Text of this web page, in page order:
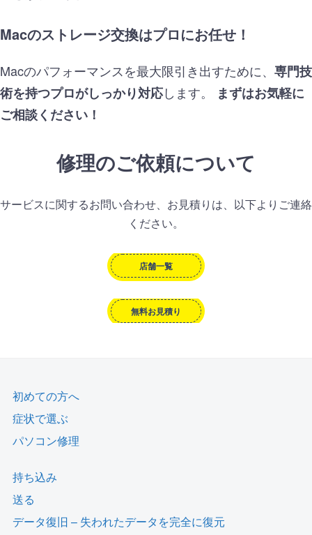
Macのストレージ交換はプロにお任せ！
Macのパフォーマンスを最大限引き出すために、 専門技
術を持つプロがしっかり対応します。
まずはお気軽に
ご相談ください！
修理のご依頼について
サービスに関するお問い合わせ、お見積りは、以下よりご連絡
ください。
店舗一覧
無料お見積り
初めての方へ
症状で選ぶ
パソコン修理
持ち込み
送る
データ復旧 – 失われたデータを完全に復元